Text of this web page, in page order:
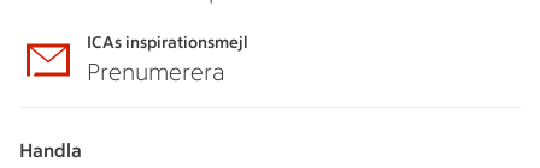
ICAs inspirationsmejl
Prenumerera
Handla